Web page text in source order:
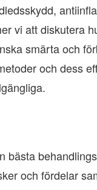
vi att diskutera
smärta och
och dess
bästa
och fördelar